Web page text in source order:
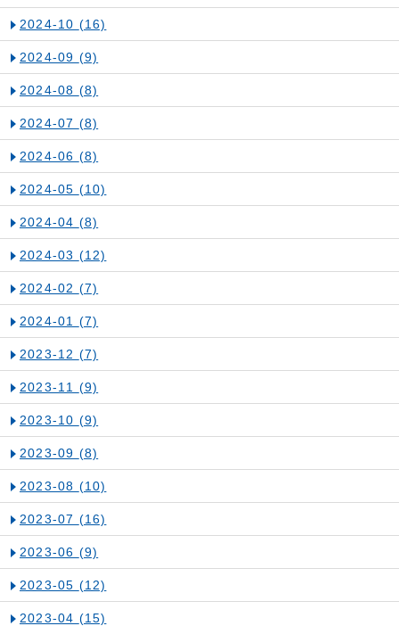
2024-10 (16)
2024-09 (9)
2024-08 (8)
2024-07 (8)
2024-06 (8)
2024-05 (10)
2024-04 (8)
2024-03 (12)
2024-02 (7)
2024-01 (7)
2023-12 (7)
2023-11 (9)
2023-10 (9)
2023-09 (8)
2023-08 (10)
2023-07 (16)
2023-06 (9)
2023-05 (12)
2023-04 (15)